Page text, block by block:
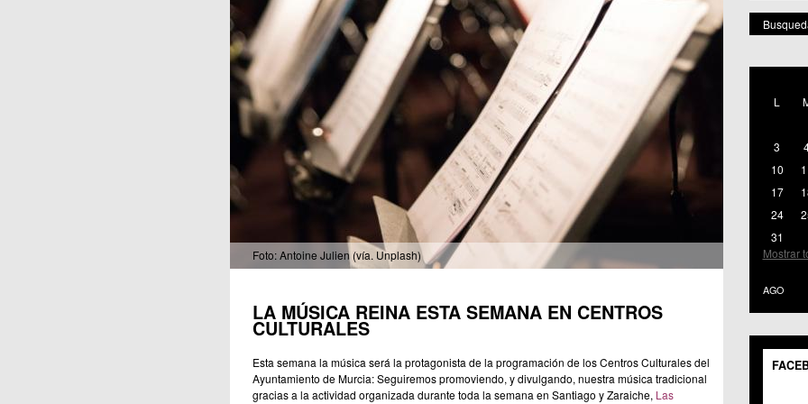
Foto: Antoine Julien (vía. Unplash)
LA MÚSICA REINA ESTA SEMANA EN CENTROS
CULTURALES
Esta semana la música será la protagonista de la programación de los Centros Culturales del
Ayuntamiento de Murcia: Seguiremos promoviendo, y divulgando, nuestra música tradicional
gracias a la actividad organizada durante toda la semana en Santiago y Zaraiche, Las
C.C.
C.C.
C.C.
C.C.
C.M.
L
3
10
17
24
31
Mostrar
AGO